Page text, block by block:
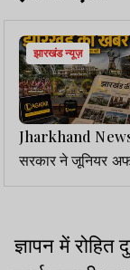
झारखंड न्यूज़
Jharkhand
सरकार ने जूनियर
अपने ही वेतन में
ज्ञापन में रोहित